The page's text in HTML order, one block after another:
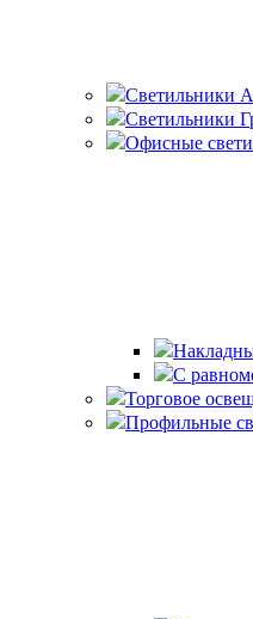
Светильники
Светильники
Офисные
С
Торговое
Профильные